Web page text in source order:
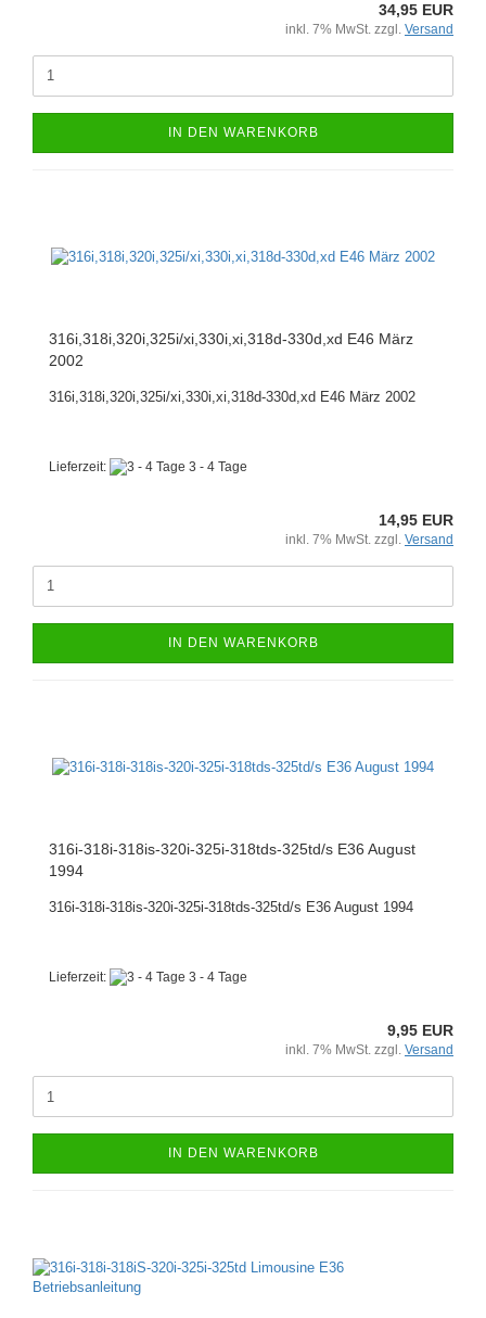
34,95 EUR
inkl. 7% MwSt. zzgl. Versand
IN DEN WARENKORB
316i,318i,320i,325i/xi,330i,xi,318d-330d,xd E46 März
2002
316i,318i,320i,325i/xi,330i,xi,318d-330d,xd E46 März 2002
Lieferzeit: 3 - 4 Tage
14,95 EUR
inkl. 7% MwSt. zzgl. Versand
IN DEN WARENKORB
316i-318i-318is-320i-325i-318tds-325td/s E36 August
1994
316i-318i-318is-320i-325i-318tds-325td/s E36 August 1994
Lieferzeit: 3 - 4 Tage
9,95 EUR
inkl. 7% MwSt. zzgl. Versand
IN DEN WARENKORB